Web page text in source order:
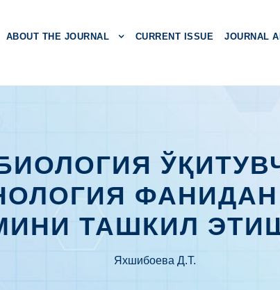
ABOUT THE JOURNAL CURRENT ISSUE JOURNAL
ФАНИДАН
ТАШКИЛ
Яхшибоева Д.Т.